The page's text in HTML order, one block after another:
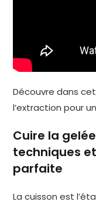
Découvre dans
l’extraction pour
Cuire la
techniques
parfaite
La cuisson est